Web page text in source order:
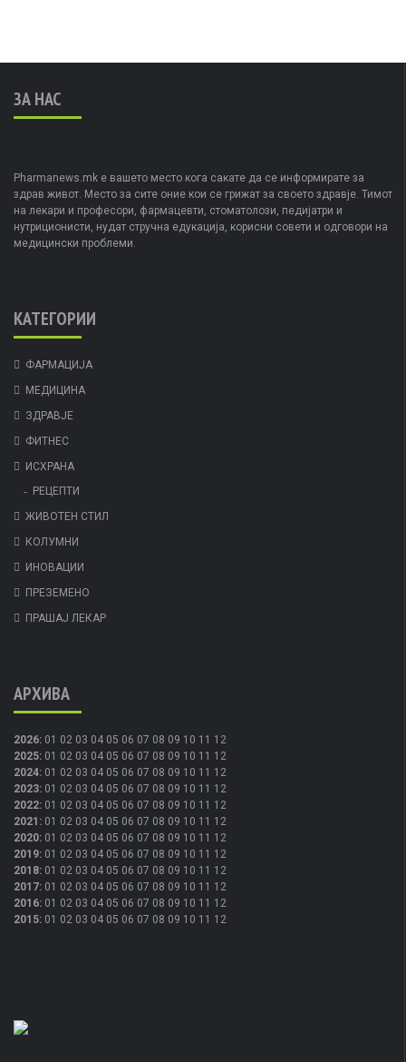
ЗА НАС
Pharmanews.mk е вашето место кога сакате да се информирате за
здрав живот. Место за сите оние кои се грижат за своето здравје. Тимот
на лекари и професори, фармацевти, стоматолози, педијатри и
нутриционисти, нудат стручна едукација, корисни совети и одговори на
медицински проблеми.
КАТЕГОРИИ
ФАРМАЦИЈА
МЕДИЦИНА
ЗДРАВЈЕ
ФИТНЕС
ИСХРАНА
РЕЦЕПТИ
ЖИВОТЕН СТИЛ
КОЛУМНИ
ИНОВАЦИИ
ПРЕЗЕМЕНО
ПРАШАЈ ЛЕКАР
АРХИВА
2026: 01 02 03 04 05 06 07 08 09 10 11 12
2025: 01 02 03 04 05 06 07 08 09 10 11 12
2024: 01 02 03 04 05 06 07 08 09 10 11 12
2023: 01 02 03 04 05 06 07 08 09 10 11 12
2022: 01 02 03 04 05 06 07 08 09 10 11 12
2021 : 01 02 03 04 05 06 07 08 09 10 11 12
2020: 01 02 03 04 05 06 07 08 09 10 11 12
2019: 01 02 03 04 05 06 07 08 09 10 11 12
2018: 01 02 03 04 05 06 07 08 09 10 11 12
2017: 01 02 03 04 05 06 07 08 09 10 11 12
2016: 01 02 03 04 05 06 07 08 09 10 11 12
2015: 01 02 03 04 05 06 07 08 09 10 11 12